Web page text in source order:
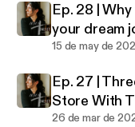
Ep. 28 |
your dream
15 de may de
Ep. 27 |
Store With
26 de mar de